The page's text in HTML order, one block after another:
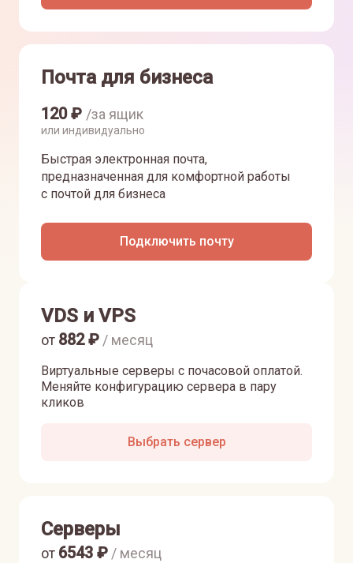
Почта для бизнеса
120₽ /за ящик
или индивидуально
Быстрая электронная почта,
предназначенная для комфортной работы
с почтой для бизнеса
Подключить почту
VDS и VPS
Виртуальные серверы с почасовой оплатой.
Меняйте конфигурацию сервера в пару
кликов
от 882₽ / месяц
Выбрать сервер
Серверы
от 6543 ₽ / месяц